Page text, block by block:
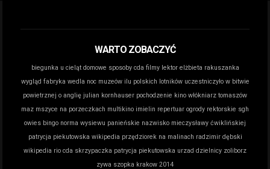
WARTO ZOBACZYĆ
biegunka u cieląt domowe sposoby cda filmy lektor elżbieta rakuszanka
wygląd fabryka wedla noc muzeów ilu polskich lotników uczestniczyło w bitwie
powietrznej o anglię julian kornhauser pochodzenie kino włókniarz tomaszów
maz mszyce na porzeczkach multikino imielin repertuar ogrody rektorskie sgh
owies bingo norma wysiewu panieńskie nazwisko mieczysławy ćwiklińskiej
patrycja piekutowska wikipedia przędziorek na malinach radzimir dębski
wikipedia rio cda skrzypaczka patrycja piekutowska urzad dzielnicy zoliborz
zywa szopka krakow 2014